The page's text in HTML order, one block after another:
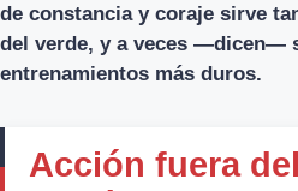
de constancia y coraje sirve
del verde, y a veces —dicen—
entrenamientos más duros.
Acción fuera